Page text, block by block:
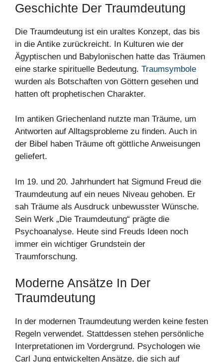
Geschichte Der Traumdeutung
Die Traumdeutung ist ein uraltes Konzept, das bis
in die Antike zurückreicht. In Kulturen wie der
Ägyptischen und Babylonischen hatte das Träumen
eine starke spirituelle Bedeutung. Traumsymbole
wurden als Botschaften von Göttern gesehen und
hatten oft prophetischen Charakter.
Im antiken Griechenland nutzte man Träume, um
Antworten auf Alltagsprobleme zu finden. Auch in
der Bibel haben Träume oft göttliche Anweisungen
geliefert.
Im 19. und 20. Jahrhundert hat Sigmund Freud die
Traumdeutung auf ein neues Niveau gehoben. Er
sah Träume als Ausdruck unbewusster Wünsche.
Sein Werk „Die Traumdeutung“ prägte die
Psychoanalyse. Heute sind Freuds Ideen noch
immer ein wichtiger Grundstein der
Traumforschung.
Moderne Ansätze In Der
Traumdeutung
In der modernen Traumdeutung werden keine festen
Regeln verwendet. Stattdessen stehen persönliche
Interpretationen im Vordergrund. Psychologen wie
Carl Jung entwickelten Ansätze, die sich auf